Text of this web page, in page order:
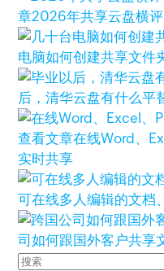
章2026年共享云盘横
电脑如何创建共享文件
后，清华云盘有什么平
查看文章在线Word、
实时共享
可在线多人编辑的文档
司如何跟国外客户共享